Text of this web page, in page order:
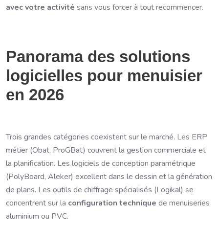
avec votre activité sans vous forcer à tout recommencer.
Panorama des solutions
logicielles pour menuisier
en 2026
Trois grandes catégories coexistent sur le marché. Les ERP
métier (Obat, ProGBat) couvrent la gestion commerciale et
la planification. Les logiciels de conception paramétrique
(PolyBoard, Aleker) excellent dans le dessin et la génération
de plans. Les outils de chiffrage spécialisés (Logikal) se
concentrent sur la configuration technique de menuiseries
aluminium ou PVC.